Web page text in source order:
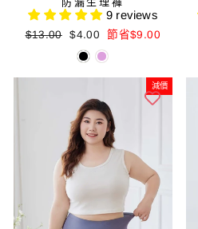
9 reviews
正
$13.00
減
價
價
$4.00 節省$9.00
減價